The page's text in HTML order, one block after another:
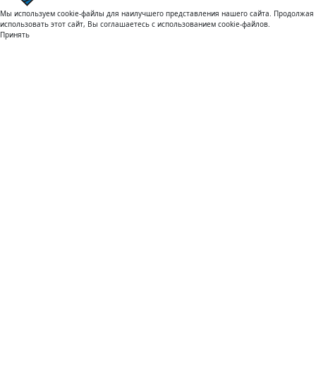
Мы используем cookie-файлы для наилучшего представления нашего сайта. Продолжая
использовать этот сайт, Вы соглашаетесь с использованием cookie-файлов.
Принять